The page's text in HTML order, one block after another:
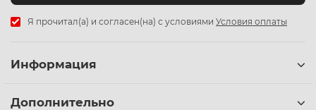
Я прочитал(а) и согласен(на) с условиями Условия оплаты
Информация
Дополнительно